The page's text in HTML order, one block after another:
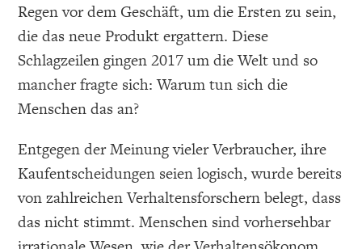
Regen vor dem Geschäft, um die Ersten zu sein,
die das neue Produkt ergattern. Diese
Schlagzeilen gingen 2017 um die Welt und so
mancher fragte sich: Warum tun sich die
Menschen das an?
Entgegen der Meinung vieler Verbraucher, ihre
Kaufentscheidungen seien logisch, wurde bereits
von zahlreichen Verhaltensforschern belegt, dass
das nicht stimmt. Menschen sind vorhersehbar